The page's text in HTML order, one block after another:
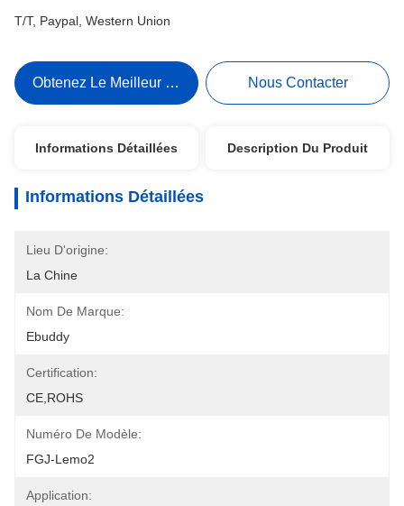
T/T, Paypal, Western Union
Obtenez Le Meilleur Prix Nous Contacter
Informations Détaillées Description Du Produit
Informations Détaillées
Lieu D'origine:
La Chine
Nom De Marque:
Ebuddy
Certification:
CE,ROHS
Numéro De Modèle:
FGJ-Lemo2
Application: